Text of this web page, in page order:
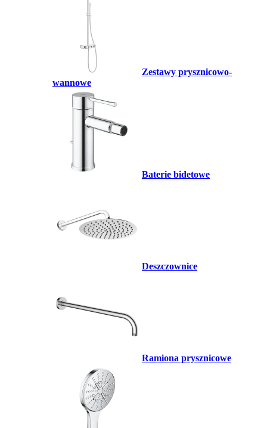
Zestawy prysznicowo-
wannowe
Baterie bidetowe
Deszczownice
Ramiona prysznicowe